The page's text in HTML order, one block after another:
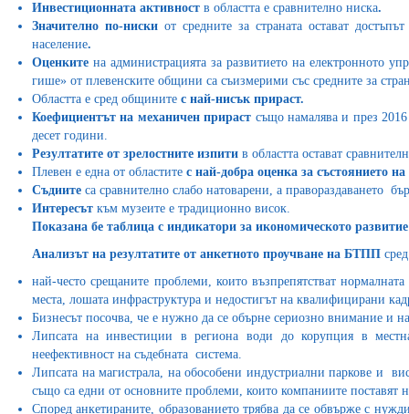
Инвестиционната активност в областта е сравнително ниска.
Значително по-ниски от средните за страната остават
население.
Оценките на администрацията за развитието на електронното
гише» от плевенските общини са съизмерими със средните за
Областта е сред общините с най-нисък прираст.
Коефициентът на механичен прираст също намалява и през
десет години.
Резултатите от зрелостните изпити в областта остават
Плевен е една от областите с най-добра оценка за състоянието на
Съдиите са сравнително слабо натоварени, а правораздаването
Интересът към музеите е традиционно висок.
Показана бе таблица с индикатори за икономическото
Анализът на резултатите от анкетното проучване на БТПП
най-често срещаните проблеми, които възпрепятстват
места, лошата инфраструктура и недостигът на квалифицирани
Бизнесът посочва, че е нужно да се обърне сериозно внимание и
Липсата на инвестиции в региона води до корупция в
неефективност на съдебната система.
Липсата на магистрала, на обособени индустриални паркове и
също са едни от основните проблеми, които компаниите поставят
Според анкетираните, образованието трябва да се обвърже с